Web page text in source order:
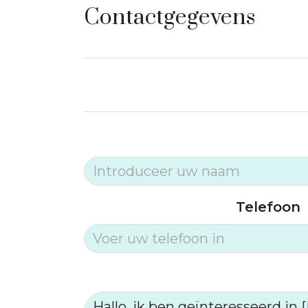
Contactgegevens
Telefoon